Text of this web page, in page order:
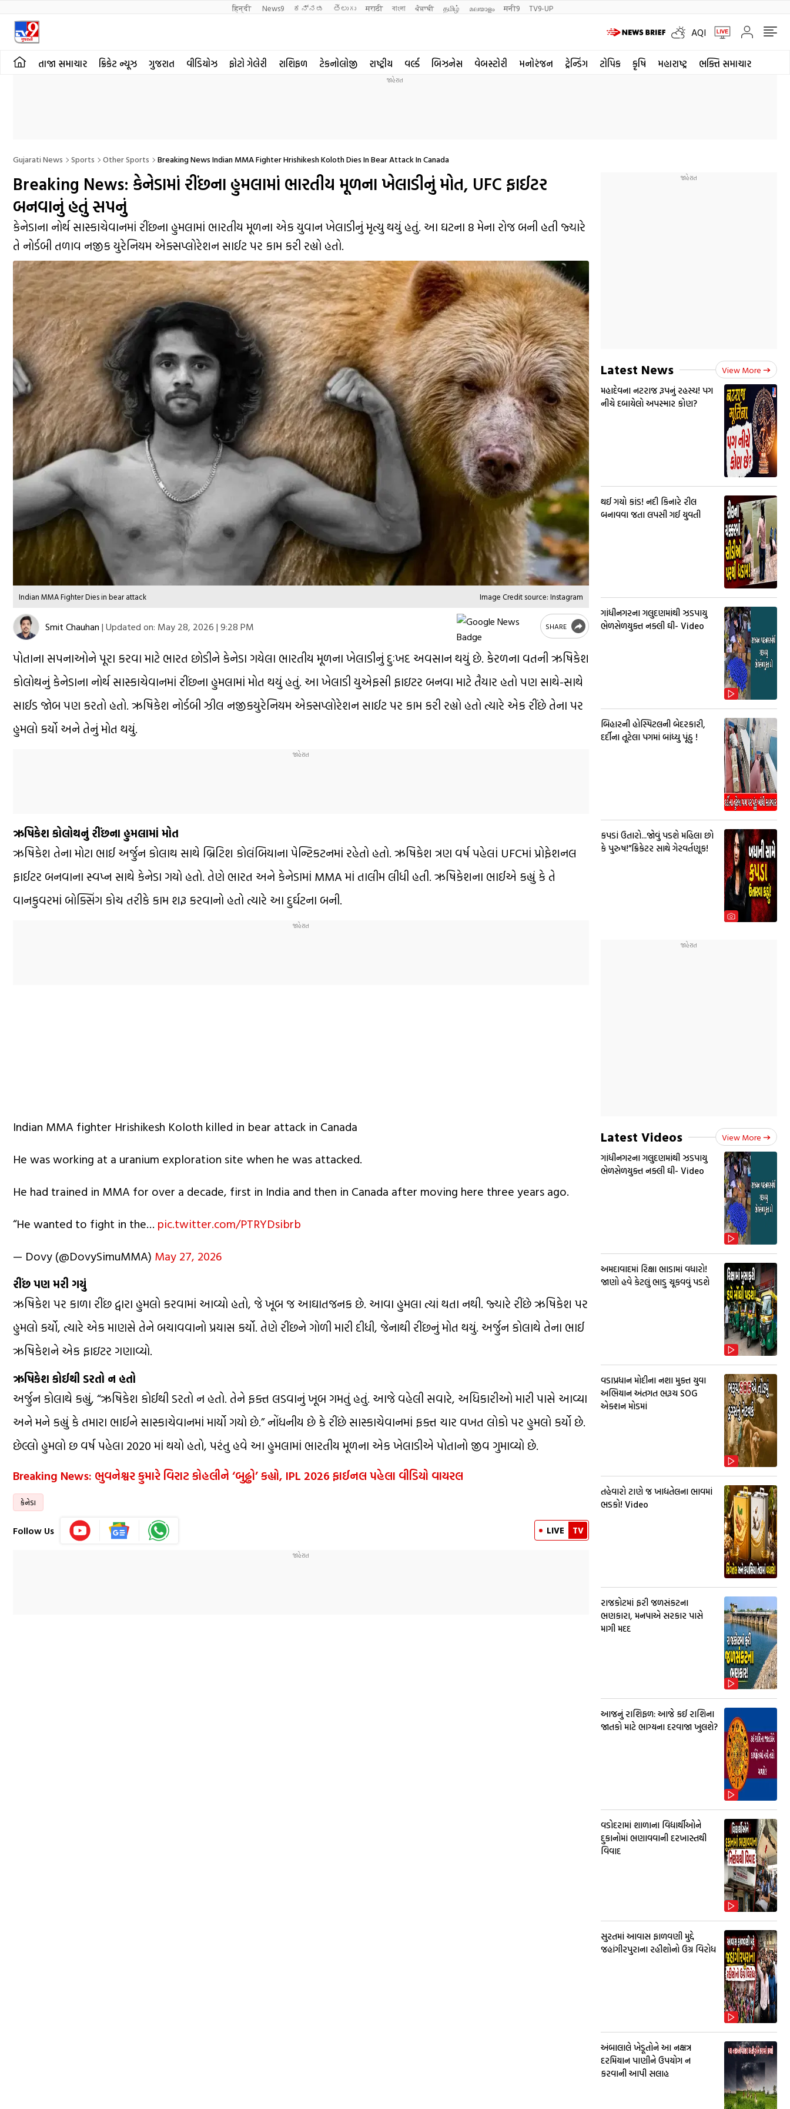
हिन्दी News9 ಕನ್ನಡ తెలుగు मराठी বাংলা ਪੰਜਾਬੀ தமிழ் മലയാളം मनी9 TV9-UP
AQI
તાજા સમાચાર ક્રિકેટ ન્યૂઝ ગુજરાત વીડિયોઝ ફોટો ગેલેરી રાશિફળ ટેકનોલોજી રાષ્ટ્રીય વર્લ્ડ બિઝનેસ વેબસ્ટોરી મનોરંજન ટ્રેન્ડિંગ ટોપિક કૃષિ મહારાષ્ટ્ર ભક્તિ સમાચાર
Gujarati News Sports Other Sports Breaking News Indian MMA Fighter Hrishikesh Koloth Dies In Bear Attack In Canada
Breaking News: કેનેડામાં રીંછના હુમલામાં ભારતીય મૂળના ખેલાડીનું મોત, UFC ફાઈટર
બનવાનું હતું સપનું
કેનેડાના નોર્થ સાસ્કાચેવાનમાં રીંછના હુમલામાં ભારતીય મૂળના એક યુવાન ખેલાડીનું મૃત્યુ થયું હતું. આ ઘટના 8 મેના રોજ બની હતી જ્યારે
તે નોર્ડબી તળાવ નજીક યુરેનિયમ એક્સપ્લોરેશન સાઈટ પર કામ કરી રહ્યો હતો.
Indian MMA Fighter Dies in bear attack Image Credit source: Instagram
Smit Chauhan | Updated on: May 28, 2026 | 9:28 PM SHARE
પોતાના સપનાઓને પૂરા કરવા માટે ભારત છોડીને કેનેડા ગયેલા ભારતીય મૂળના ખેલાડીનું દુઃખદ અવસાન થયું છે. કેરળના વતની ઋષિકેશ
કોલોથનું કેનેડાના નોર્થ સાસ્કાચેવાનમાં રીંછના હુમલામાં મોત થયું હતું. આ ખેલાડી યુએફસી ફાઇટર બનવા માટે તૈયાર હતો પણ સાથે-સાથે
સાઈડ જોબ પણ કરતો હતો. ઋષિકેશ નોર્ડબી ઝીલ નજીકયુરેનિયમ એક્સપ્લોરેશન સાઈટ પર કામ કરી રહ્યો હતો ત્યારે એક રીંછે તેના પર
હુમલો કર્યો અને તેનું મોત થયું.
ઋષિકેશ કોલોથનું રીંછના હુમલામાં મોત
ઋષિકેશ તેના મોટા ભાઈ અર્જુન કોલાથ સાથે બ્રિટિશ કોલંબિયાના પેન્ટિકટનમાં રહેતો હતો. ઋષિકેશ ત્રણ વર્ષ પહેલાં UFCમાં પ્રોફેશનલ
ફાઈટર બનવાના સ્વપ્ન સાથે કેનેડા ગયો હતો. તેણે ભારત અને કેનેડામાં MMA માં તાલીમ લીધી હતી. ઋષિકેશના ભાઈએ કહ્યું કે તે
વાનકુવરમાં બોક્સિંગ કોચ તરીકે કામ શરૂ કરવાનો હતો ત્યારે આ દુર્ઘટના બની.
Indian MMA fighter Hrishikesh Koloth killed in bear attack in Canada
He was working at a uranium exploration site when he was attacked.
He had trained in MMA for over a decade, first in India and then in Canada after moving here three years ago.
“He wanted to fight in the… pic.twitter.com/PTRYDsibrb
— Dovy (@DovySimuMMA) May 27, 2026
રીંછ પણ મરી ગયું
ઋષિકેશ પર કાળા રીંછ દ્વારા હુમલો કરવામાં આવ્યો હતો, જે ખૂબ જ આઘાતજનક છે. આવા હુમલા ત્યાં થતા નથી. જ્યારે રીંછે ઋષિકેશ પર
હુમલો કર્યો, ત્યારે એક માણસે તેને બચાવવાનો પ્રયાસ કર્યો. તેણે રીંછને ગોળી મારી દીધી, જેનાથી રીંછનું મોત થયું. અર્જુન કોલાથે તેના ભાઈ
ઋષિકેશને એક ફાઇટર ગણાવ્યો.
ઋષિકેશ કોઈથી ડરતો ન હતો
અર્જુન કોલાથે કહ્યું, “ઋષિકેશ કોઈથી ડરતો ન હતો. તેને ફક્ત લડવાનું ખૂબ ગમતું હતું. આજે વહેલી સવારે, અધિકારીઓ મારી પાસે આવ્યા
અને મને કહ્યું કે તમારા ભાઈને સાસ્કાચેવાનમાં માર્યો ગયો છે.” નોંધનીય છે કે રીંછે સાસ્કાચેવાનમાં ફક્ત ચાર વખત લોકો પર હુમલો કર્યો છે.
છેલ્લો હુમલો છ વર્ષ પહેલા 2020 માં થયો હતો, પરંતુ હવે આ હુમલામાં ભારતીય મૂળના એક ખેલાડીએ પોતાનો જીવ ગુમાવ્યો છે.
Breaking News: ભુવનેશ્વર કુમારે વિરાટ કોહલીને ‘બુઢ્ઢો’ કહ્યો, IPL 2026 ફાઈનલ પહેલા વીડિયો વાયરલ
કેનેડા
Follow Us LIVE TV
Latest News View More
મહાદેવના નટરાજ રૂપનું રહસ્ય! પગ
નીચે દબાયેલો અપસ્માર કોણ?
થઈ ગયો કાંડ! નદી કિનારે રીલ
બનાવવા જતા લપસી ગઈ યુવતી
ગાંધીનગરના ગલુદણમાંથી ઝડપાયુ
ભેળસેળયુક્ત નક્લી ઘી- Video
બિહારની હોસ્પિટલની બેદરકારી,
દર્દીના તૂટેલા પગમાં બાંધ્યુ પૂંઠુ !
કપડાં ઉતારો...જોવું પડશે મહિલા છો
કે પુરુષ!”ક્રિકેટર સાથે ગેરવર્તણૂક!
Latest Videos View More
ગાંધીનગરના ગલુદણમાંથી ઝડપાયુ
ભેળસેળયુક્ત નક્લી ઘી- Video
અમદાવાદમાં રિક્ષા ભાડામાં વધારો!
જાણો હવે કેટલું ભાડુ ચૂકવવું પડશે
વડાપ્રધાન મોદીના નશા મુક્ત યુવા
અભિયાન અંતગત ભરૂચ SOG
એક્શન મોડમાં
તહેવારો ટાણે જ ખાદ્યતેલના ભાવમાં
ભડકો! Video
રાજકોટમાં ફરી જળસંકટના
ભણકારા, મનપાએ સરકાર પાસે
માગી મદદ
આજનું રાશિફળ: આજે કઈ રાશિના
જાતકો માટે ભાગ્યના દરવાજા ખુલશે?
વડોદરામાં શાળાના વિદ્યાર્થીઓને
દુકાનોમાં ભણાવવાની દરખાસ્તથી
વિવાદ
સુરતમાં આવાસ ફાળવણી મુદ્દે
જહાંગીરપુરાના રહીશોનો ઉગ્ર વિરોધ
અંબાલાલે ખેડૂતોને આ નક્ષત્ર
દરમિયાન પાણીને ઉપયોગ ન
કરવાની આપી સલાહ